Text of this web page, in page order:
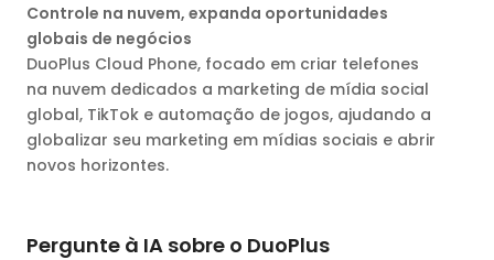
Controle na nuvem, expanda oportunidades
globais de negócios
DuoPlus Cloud Phone, focado em criar telefones
na nuvem dedicados a marketing de mídia social
global, TikTok e automação de jogos, ajudando a
globalizar seu marketing em mídias sociais e abrir
novos horizontes.
Pergunte à IA sobre o DuoPlus